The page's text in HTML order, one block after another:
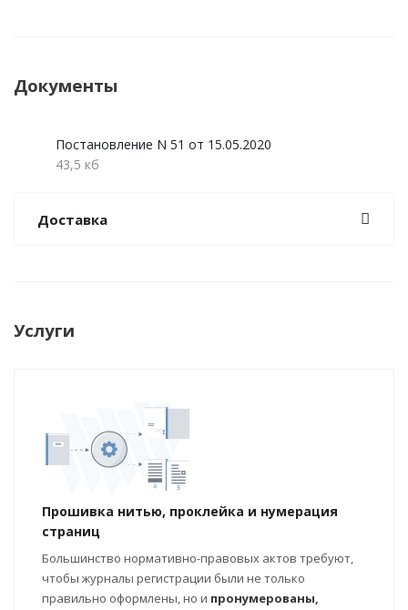
Документы
Постановление N 51 от 15.05.2020
43,5 кб
Доставка
Услуги
Прошивка нитью, проклейка и нумерация
страниц
Большинство нормативно-правовых актов требуют,
чтобы журналы регистрации были не только
правильно оформлены, но и пронумерованы,